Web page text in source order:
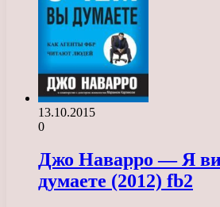
13.10.2015
0
Джо Наварро — Я
думаете (2012) fb2